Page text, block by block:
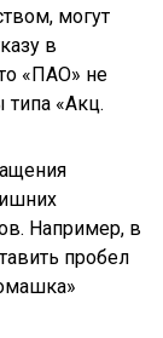
могут
в
«ПАО» не
типа «Акц.
Например, в
пробел